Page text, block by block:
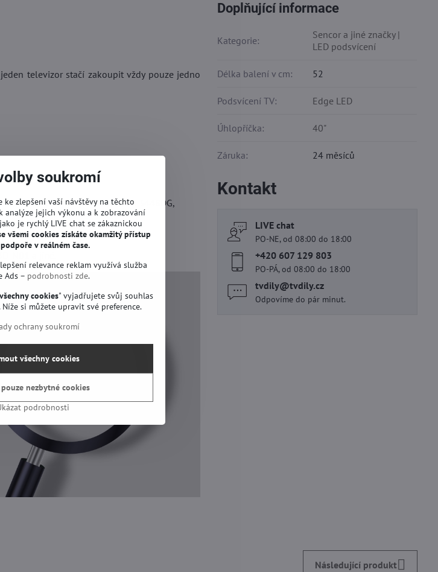
televizor stačí zakoupit vždy pouze jedno
TX-40CW304, TOSHIBA 40L3448DG,
N01 a jiné.
Doplňující informace
Kategorie:
Sencor a jiné značky |
LED podsvícení
Délka balení v cm: 52
Podsvícení TV: Edge LED
Úhlopříčka: 40"
Záruka: 24 měsíců
Kontakt
LIVE chat
PO-NE, od 08:00 do 18:00
+420 607 129 803
PO-PÁ, od 08:00 do 18:00
tvdily​@tvdily​.cz
Odpovíme do pár minut.
Následující produkt
soukromí
ke zlepšení vaší návštěvy na těchto
analýze jejich výkonu a k zobrazování
je rychlý LIVE chat se zákaznickou
všemi cookies získáte okamžitý přístup
v reálném čase.
relevance reklam využívá služba
Ads – podrobnosti zde.
cookies" vyjadřujete svůj souhlas
si můžete upravit své preference.
ochrany soukromí
podrobnosti
všechny cookies
nezbytné cookies